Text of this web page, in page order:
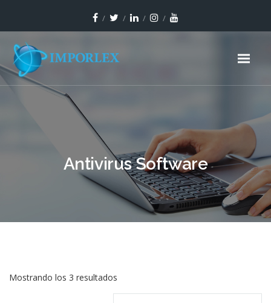
Antivirus Software
Mostrando los 3 resultados